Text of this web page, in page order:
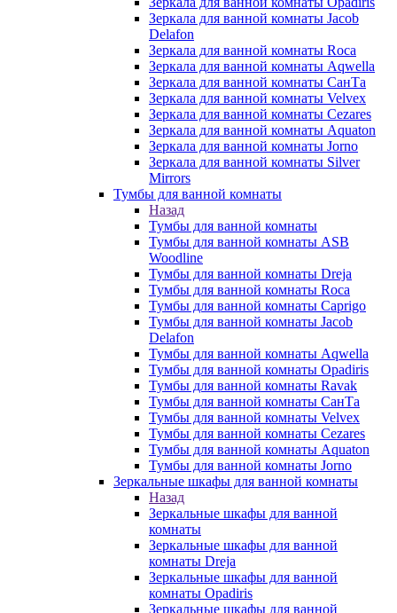
Зеркала для ванной комнаты Jacob
Delafon
Зеркала для ванной комнаты Roca
Зеркала для ванной комнаты Aqwella
Зеркала для ванной комнаты СанТа
Зеркала для ванной комнаты Velvex
Зеркала для ванной комнаты Cezares
Зеркала для ванной комнаты Aquaton
Зеркала для ванной комнаты Jorno
Зеркала для ванной комнаты Silver
Mirrors
Тумбы для ванной комнаты
Назад
Тумбы для ванной комнаты
Тумбы для ванной комнаты ASB
Woodline
Тумбы для ванной комнаты Dreja
Тумбы для ванной комнаты Roca
Тумбы для ванной комнаты Caprigo
Тумбы для ванной комнаты Jacob
Delafon
Тумбы для ванной комнаты Aqwella
Тумбы для ванной комнаты Opadiris
Тумбы для ванной комнаты Ravak
Тумбы для ванной комнаты СанТа
Тумбы для ванной комнаты Velvex
Тумбы для ванной комнаты Cezares
Тумбы для ванной комнаты Aquaton
Тумбы для ванной комнаты Jorno
Зеркальные шкафы для ванной комнаты
Назад
Зеркальные шкафы для ванной
комнаты
Зеркальные шкафы для ванной
комнаты Dreja
Зеркальные шкафы для ванной
комнаты Opadiris
Зеркальные шкафы для ванной